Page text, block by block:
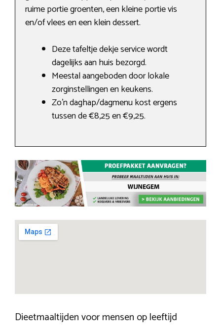
ruime portie groenten, een kleine portie vis
en/of vlees en een klein dessert.
Deze tafeltje dekje service wordt
dagelijks aan huis bezorgd.
Meestal aangeboden door lokale
zorginstellingen en keukens.
Zo’n daghap/dagmenu kost ergens
tussen de €8,25 en €9,25.
Dieetmaaltijden voor mensen op leeftijd